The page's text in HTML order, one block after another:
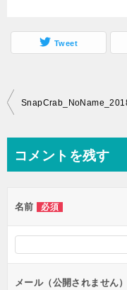
Tweet
投
ビ
ー
シ
ン
コメントを残す
名前 必須
メール（公開されません）